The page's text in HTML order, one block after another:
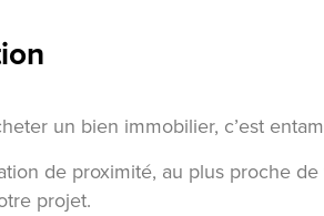
un bien immobilier, c’est
de proximité, au plus proche
projet.